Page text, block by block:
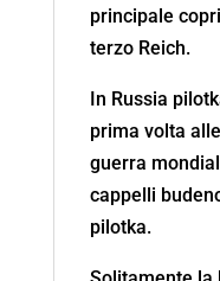
principale
terzo Reich.
In Russia
prima volta
guerra
cappelli
pilotka.